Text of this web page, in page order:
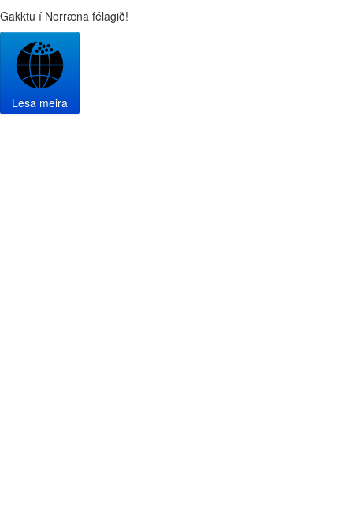
Gakktu í Norræna félagið!
Lesa meira